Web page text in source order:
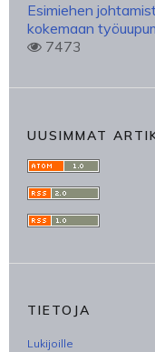
Esimiehen
kokemaan
7473
UUSIMMAT
TIETOJA
Lukijoille